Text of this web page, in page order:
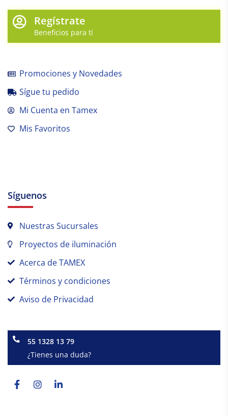
Regístrate
Beneficios para tí
Promociones y Novedades
Sígue tu pedido
Mi Cuenta en Tamex
Mis Favoritos
Síguenos
Nuestras Sucursales
Proyectos de iluminación
Acerca de TAMEX
Términos y condiciones
Aviso de Privacidad
55 1328 13 79
¿Tienes una duda?
Facebook-
f
Instagram
Linkedin-